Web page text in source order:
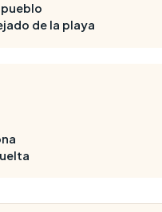
de la playa